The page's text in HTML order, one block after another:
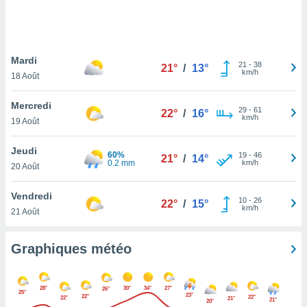
pas
de
à
cas,
que
sur le
ne
Mardi
18 Août
21° / 13° 21 - 38
km/h
Mercredi
19 Août
22° / 16° 29- 61
km/h
Jeudi
20 Août
60%
0.2 mm
21° / 14° 19- 46
km/h
Vendredi
21 Août
22° / 15° 10- 26
km/h
Graphiques météo
25°
28°
22°
22°
26° 30° 34°
27°
23°
20°
21° 22° 21°